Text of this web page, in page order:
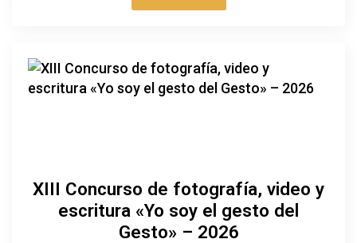
XIII Concurso de fotografía, video y
escritura «Yo soy el gesto del
Gesto» – 2026